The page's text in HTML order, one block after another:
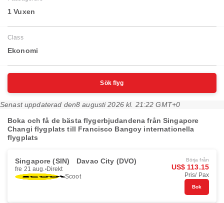
1 Vuxen
Class
Ekonomi
Sök flyg
Senast uppdaterad den8 augusti 2026 kl. 21:22 GMT+0
Boka och få de bästa flygerbjudandena från Singapore
Changi flygplats till Francisco Bangoy internationella
flygplats
Singapore (SIN) Davao City (DVO)
fre 21 aug. Direkt
Scoot
Börja från
US$ 113.15
Pris/ Pax
Bok